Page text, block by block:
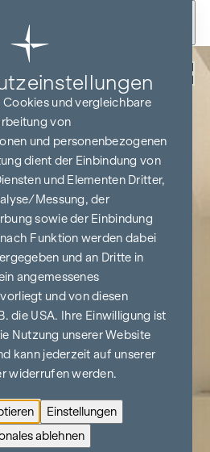
Cookies und vergleichbare
von
und personenbezogenen
dient der Einbindung von
und Elementen Dritter,
Messung, der
sowie der Einbindung
Funktion werden dabei
und an Dritte in
angemessenes
und von diesen
die USA. Ihre Einwilligung ist
Nutzung unserer Website
kann jederzeit auf unserer
widerrufen werden.
Einstellungen
ablehnen